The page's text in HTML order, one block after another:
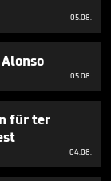
05.08.
05.08.
für ter
04.08.